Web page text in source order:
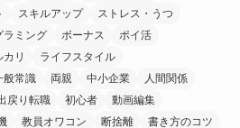
スキルアップ
ストレス・うつ
ラミング ボーナス
ポイ活
カリ
ライフスタイル
般常識 両親 中小企業
人間関係
戻り転職 初心者
動画編集
教員オワコン 断捨離
書き方のコツ